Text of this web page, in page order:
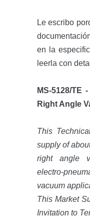
Le escribo
en la
leerla con
MS-5128/TE
Right Angle
This
supply of
right angle
electro-
vacuum
This Market
Invitation to